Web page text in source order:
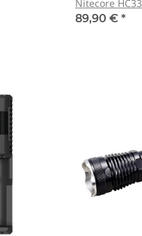
Nitecore HC33
89,90 € *